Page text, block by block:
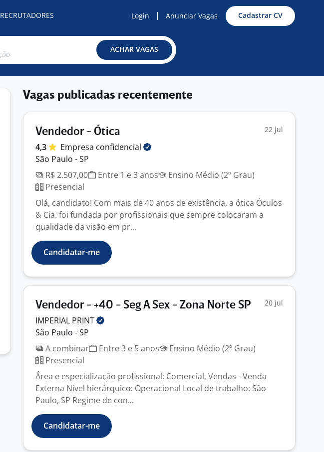
RECRUTADORES Login Anunciar Vagas Cadastrar CV
ACHAR VAGAS
Vagas publicadas recentemente
Vendedor - Ótica 22 jul
4,3 Empresa confidencial
São Paulo - SP
R$ 2.507,00
Entre 1 e 3 anos
Ensino Médio (2º Grau)
Presencial
Olá, candidato! Com mais de 40 anos de existência, a ótica Óculos
& Cia. foi fundada por profissionais que sempre colocaram a
qualidade da visão em pr...
Candidatar-me
Vendedor - +40 - Seg A Sex - Zona Norte SP 20 jul
IMPERIAL PRINT
São Paulo - SP
A combinar
Entre 3 e 5 anos
Ensino Médio (2º Grau)
Presencial
Área e especialização profissional: Comercial, Vendas - Venda
Externa Nível hierárquico: Operacional Local de trabalho: São
Paulo, SP Regime de con...
Candidatar-me